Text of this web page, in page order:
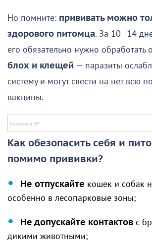
Но помните: прививать можно
здорового питомца. За 10–14
его обязательно нужно обработать
блох и клещей — паразиты
систему и могут свести на нет всю
вакцины.
Как обезопасить себя и
помимо прививки?
Не отпускайте кошек и собак
особенно в лесопарковые зоны;
Не допускайте контактов с
дикими животными;